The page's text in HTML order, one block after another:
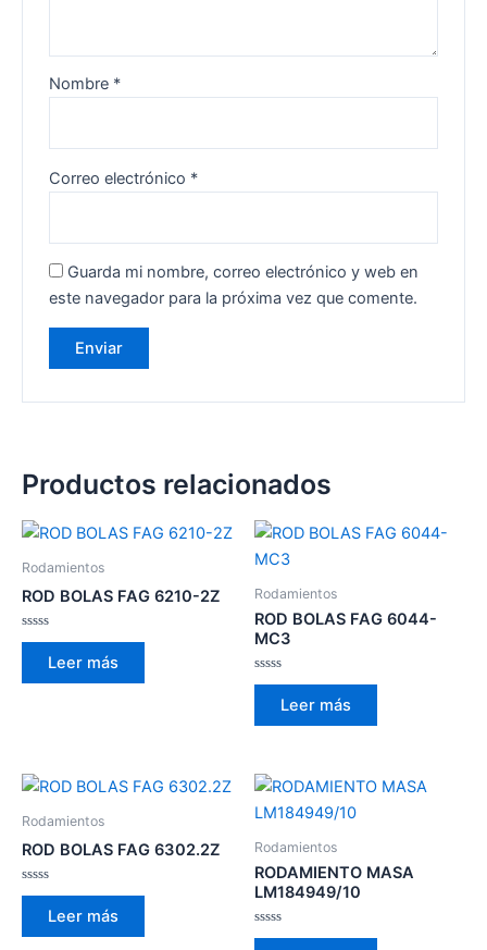
Nombre *
Correo electrónico *
Guarda mi nombre, correo electrónico y web en
este navegador para la próxima vez que comente.
Productos relacionados
Rodamientos
ROD BOLAS FAG 6210-2Z
Valorado
de
Leer más
Rodamientos
ROD BOLAS FAG 6044-
MC3
Valorado
de
Leer más
Rodamientos
ROD BOLAS FAG 6302.2Z
Valorado
de
Leer más
Rodamientos
RODAMIENTO MASA
LM184949/10
Valorado